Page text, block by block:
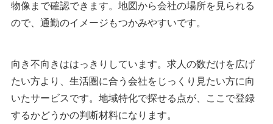
物像まで確認できます。地図から会社の場所を見られる
ので、通勤のイメージもつかみやすいです。
向き不向きははっきりしています。求人の数だけを広げ
たい方より、生活圏に合う会社をじっくり見たい方に向
いたサービスです。地域特化で探せる点が、ここで登録
するかどうかの判断材料になります。